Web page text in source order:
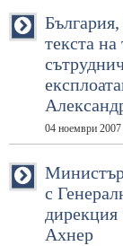
текста
04 ноември 2007
с
дирекция
Ахнер